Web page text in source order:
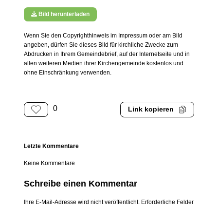
Bild herunterladen
Wenn Sie den Copyrighthinweis im Impressum oder am Bild
angeben, dürfen Sie dieses Bild für kirchliche Zwecke zum
Abdrucken in Ihrem Gemeindebrief, auf der Internetseite und in
allen weiteren Medien ihrer Kirchengemeinde kostenlos und
ohne Einschränkung verwenden.
0 Link kopieren
Letzte Kommentare
Keine Kommentare
Schreibe einen Kommentar
Ihre E-Mail-Adresse wird nicht veröffentlicht. Erforderliche Felder